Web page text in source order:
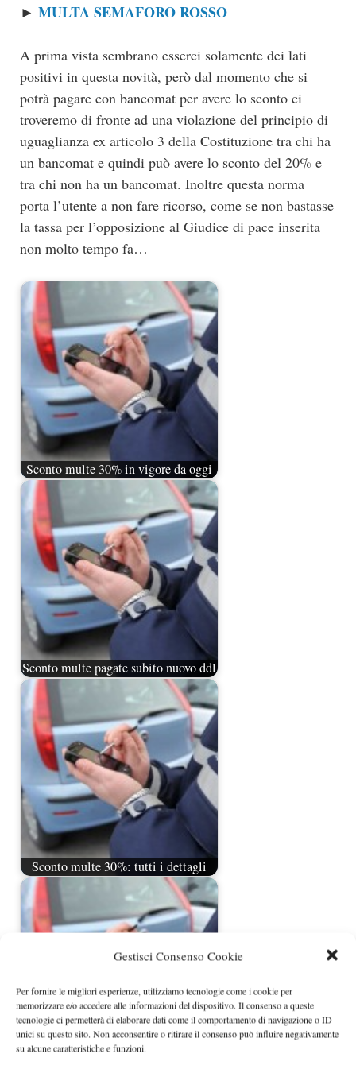
Gestisci Consenso Cookie
Per fornire le migliori esperienze, utilizziamo tecnologie come i cookie per
memorizzare e/o accedere alle informazioni del dispositivo. Il consenso a queste
tecnologie ci permetterà di elaborare dati come il comportamento di navigazione o ID
unici su questo sito. Non acconsentire o ritirare il consenso può influire negativamente
su alcune caratteristiche e funzioni.
► MULTA SEMAFORO ROSSO
A prima vista sembrano esserci solamente dei lati
positivi in questa novità, però dal momento che si
potrà pagare con bancomat per avere lo sconto ci
troveremo di fronte ad una violazione del principio di
uguaglianza ex articolo 3 della Costituzione tra chi ha
un bancomat e quindi può avere lo sconto del 20% e
tra chi non ha un bancomat. Inoltre questa norma
porta l’utente a non fare ricorso, come se non bastasse
la tassa per l’opposizione al Giudice di pace inserita
non molto tempo fa…
Sconto multe 30% in vigore da oggi
Sconto multe pagate subito nuovo ddl
Sconto multe 30%: tutti i dettagli
Multe in aumento del 6% da gennaio